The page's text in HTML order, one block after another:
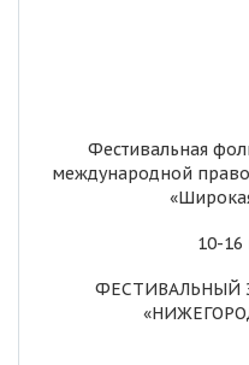
Фестивальная
международной
10-16
ФЕСТИВАЛЬНЫЙ